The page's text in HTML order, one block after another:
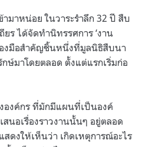
มาหน่อย ในวาระรำลึก 32 ปี สืบ
ร ได้จัดทำนิทรรศการ ‘งาน
งมือสำคัญชิ้นหนึ่งที่มูลนิธิสืบนา
กษ์มาโดยตลอด ตั้งแต่แรกเริ่มก่อ
องค์กร ที่มักมีแผนที่เป็นองค์
นอเรื่องราวงานนั้นๆ อยู่ตลอด
ดงให้เห็นว่า เกิดเหตุการณ์อะไร